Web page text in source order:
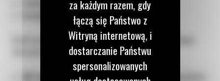
tandemowe walce wibracyjne,
kompaktory do gruntu.
Dzięki nam zyskujesz dostęp do zaawansowanych technologii
CAT Grade Control– układ kontroli głębokości i nachylenia;
za każdym razem, gdy
łączą się Państwo z
Witryną internetową, i
dostarczanie Państwu
spersonalizowanych